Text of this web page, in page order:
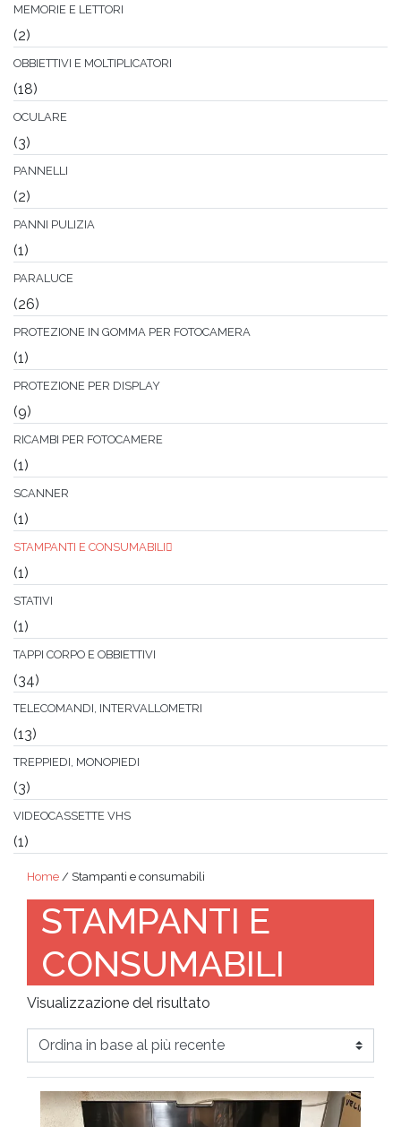
MEMORIE E LETTORI
(2)
OBBIETTIVI E MOLTIPLICATORI
(18)
OCULARE
(3)
PANNELLI
(2)
PANNI PULIZIA
(1)
PARALUCE
(26)
PROTEZIONE IN GOMMA PER FOTOCAMERA
(1)
PROTEZIONE PER DISPLAY
(9)
RICAMBI PER FOTOCAMERE
(1)
SCANNER
(1)
STAMPANTI E CONSUMABILI
(1)
STATIVI
(1)
TAPPI CORPO E OBBIETTIVI
(34)
TELECOMANDI, INTERVALLOMETRI
(13)
TREPPIEDI, MONOPIEDI
(3)
VIDEOCASSETTE VHS
(1)
Home / Stampanti e consumabili
STAMPANTI E
CONSUMABILI
Visualizzazione del risultato